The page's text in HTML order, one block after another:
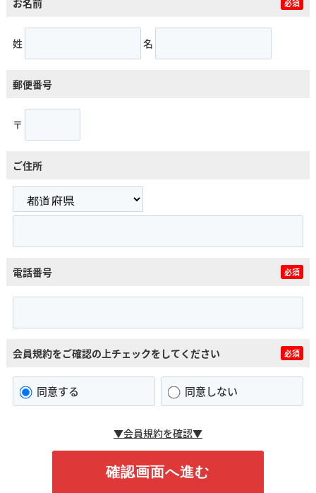
必須
姓 名
郵便番号
〒
ご住所
電話番号 必須
会員規約をご確認の上チェックをしてください 必須
同意する 同意しない
▼会員規約を確認▼